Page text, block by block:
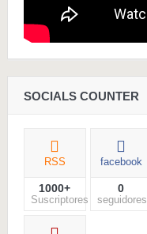
SOCIALS COUNTER
RSS
1000+
Suscriptores
facebook
0
seguidores